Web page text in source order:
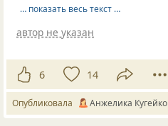
… показать весь текст …
автор не указан
6 14
Опубликовала Анжелика Кугейко